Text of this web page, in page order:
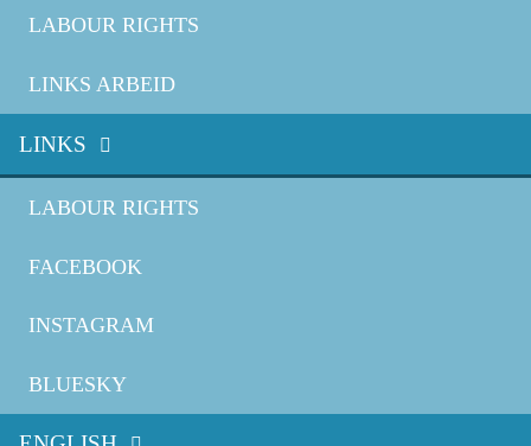
LABOUR RIGHTS
LINKS ARBEID
LINKS
LABOUR RIGHTS
FACEBOOK
INSTAGRAM
BLUESKY